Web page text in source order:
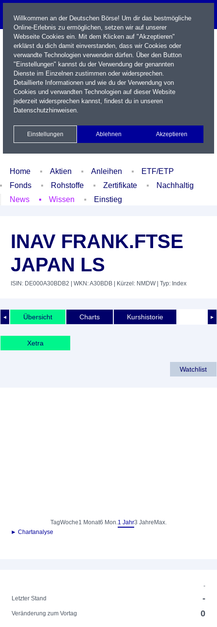
Name / WKN / ISIN / Kürzel
Xetra Realtime
Watchlist Portfolio Login
Home Aktien Anleihen
ETF/ETP
Fonds
Rohstoffe Zertifikate
Nachhaltig
News
Wissen Einstieg
INAV FRANK.FTSE
JAPAN LS
ISIN: DE000A30BDB2 | WKN: A30BDB | Kürzel: NMDW| Typ: Index
◄ ►
Übersicht Charts Kurshistorie
Xetra
Watchlist
TagWoche1 Monat6 Mon.1 Jahr3 Jahre Max.
► Chartanalyse
-
Letzter Stand
-
Veränderung zum Vortag 0
Willkommen an der Deutschen Börse! Um dir das bestmögliche
Online-Erlebnis zu ermöglichen, setzen wir auf unserer
Webseite Cookies ein. Mit dem Klicken auf "Akzeptieren"
erklärst du dich damit einverstanden, dass wir Cookies oder
verwandte Technologien verwenden dürfen. Über den Button
"Einstellungen" kannst du der Verwendung der genannten
Dienste im Einzelnen zustimmen oder widersprechen.
Detaillierte Informationen und wie du der Verwendung von
Cookies und verwandten Technologien auf dieser Website
jederzeit widersprechen kannst, findest du in unseren
Datenschutzhinweisen.
Einstellungen Ablehnen Akzeptieren